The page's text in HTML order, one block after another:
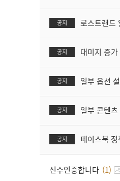
공지 로스트랜드
공지 대미지 증
공지 일부 옵션
공지 일부 콘텐
공지 페이스북
신수인증합니다 (1)